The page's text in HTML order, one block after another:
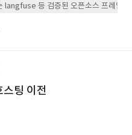
등 검증된 오픈소스 프레임워
팅 이전